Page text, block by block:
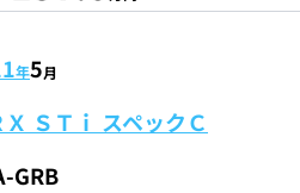
年5月
ＳＴｉ スペックＣ
GRB